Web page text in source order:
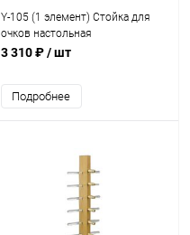
Y-105 (1 элемент) Стойка для
очков настольная
вращающаяся, вместимость 52
3 310 ₽/ шт
Подробнее